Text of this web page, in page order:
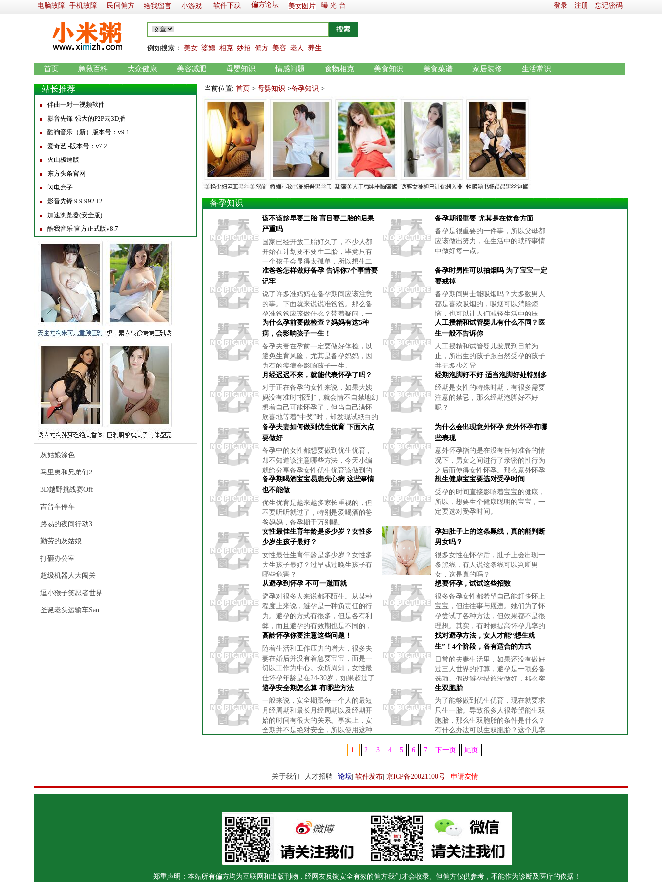
首页 急救百科 大众健康 美容减肥 母婴知识 情感问题 食物相克 美食知识 美食菜谱 家居装修 生活常识
登录 注册 忘记密码
软件下载
小游戏
手机故障 民间偏方 给我留言 偏方论坛 美女图片 曝 光 台
例如搜索： 美女 婆媳 相克 妙招 偏方 美容 老人 养生
电脑故障
站长推荐
伴曲一对一视频软件
影音先锋-强大的P2P云3D播
酷狗音乐（新）版本号：v9.1
爱奇艺 -版本号：v7.2
火山极速版
东方头条官网
闪电盒子
影音先锋 9.9.992 P2
加速浏览器(安全版)
酷我音乐 官方正式版v8.7
灰姑娘涂色
马里奥和兄弟们2
3D越野挑战赛Off
吉普车停车
路易的夜间行动3
勤劳的灰姑娘
打砸办公室
超级机器人大闯关
逗小猴子笑忍者世界
圣诞老头运输车San
当前位置: 首页 > 母婴知识 >备孕知识 >
备孕知识
该不该趁早要二胎 盲目要二胎的后果
严重吗
国家已经开放二胎好久了，不少人都
开始在计划要不要生二胎，毕竟只有
一个孩子会显得太孤单，所以想生二
胎陪伴。那么，盲目要二胎的后果严
重
备孕期很重要 尤其是在饮食方面
备孕是很重要的一件事，所以父母都
应该做出努力，在生活中的琐碎事情
中做好每一点。
准爸爸怎样做好备孕 告诉你7个事情要
记牢
说了许多准妈妈在备孕期间应该注意
的事。下面就来说说准爸爸。那么备
孕准爸爸应该做什么？带着疑问，一
起来看看吧。 大家都知道，宝宝与妈
妈脐血相连，为了宝宝的健康，无论
备孕或是孕期，做妈妈的总是面临诸
多禁忌
备孕时男性可以抽烟吗 为了宝宝一定
要戒掉
备孕期间男士能吸烟吗？大多数男人
都是喜欢吸烟的，吸烟可以消除烦
恼，也可以让人们减轻生活中的压
力，特别是在很多酒局上谈事情的时
候，但是处于备孕期的男性朋友来
说，抽烟肯定是不好的。
为什么孕前要做检查？妈妈有这5种
病，会影响孩子一生！
备孕夫妻在孕前一定要做好体检，以
避免生育风险，尤其是备孕妈妈，因
为有的疾病会影响孩子一生。
人工授精和试管婴儿有什么不同？医
生一般不告诉你
人工授精和试管婴儿发展到目前为
止，所出生的孩子跟自然受孕的孩子
并无多少差异
月经迟迟不来，就能代表怀孕了吗？
对于正在备孕的女性来说，如果大姨
妈没有准时“报到”，就会情不自禁地幻
想着自己可能怀孕了，但当自己满怀
欣喜地等着“中奖”时，却发现试纸白的
发亮，到医院查血HCG后，仍然没有
怀孕！
经期泡脚好不好 适当泡脚好处特别多
经期是女性的特殊时期，有很多需要
注意的禁忌，那么经期泡脚好不好
呢？
备孕夫妻如何做到优生优育 下面六点
要做好
备孕中的女性都想要做到优生优育，
却不知道该注意哪些方法，今天小编
就给分享备孕女性优生优育该做到的
六个点。
为什么会出现意外怀孕 意外怀孕有哪
些表现
意外怀孕指的是在没有任何准备的情
况下，男女之间进行了亲密的性行为
之后而使得女性怀孕。那么意外怀孕
了会有哪些表现呢？
备孕期喝酒宝宝易患先心病 这些事情
也不能做
优生优育是越来越多家长重视的，但
不要听听就过了，特别是爱喝酒的爸
爸妈妈，备孕期千万别喝。
想生健康宝宝要选对受孕时间
受孕的时间直接影响着宝宝的健康，
所以，想要生个健康聪明的宝宝，一
定要选对受孕时间。
女性最佳生育年龄是多少岁？女性多
少岁生孩子最好？
女性最佳生育年龄是多少岁？女性多
大生孩子最好？过早或过晚生孩子有
哪些危害？
孕妇肚子上的这条黑线，真的能判断
男女吗？
很多女性在怀孕后，肚子上会出现一
条黑线，有人说这条线可以判断男
女，这是真的吗？
从避孕到怀孕 不可一蹴而就
避孕对很多人来说都不陌生。从某种
程度上来说，避孕是一种负责任的行
为。避孕的方式有很多，但是各有利
弊，而且避孕的有效期也是不同的，
当夫妻两个人准备怀孕时，从避孕到
怀孕，需要了解哪些呢？
想要怀孕，试试这些招数
很多备孕女性都希望自己能赶快怀上
宝宝，但往往事与愿违。她们为了怀
孕尝试了各种方法，但效果都不是很
理想。其实，有时候提高怀孕几率的
方法也是非常简单的，我们一起看看
吧！
高龄怀孕你要注意这些问题！
随着生活和工作压力的增大，很多夫
妻在婚后并没有着急要宝宝，而是一
切以工作为中心。众所周知，女性最
佳怀孕年龄是在24-30岁，如果超过了
这个阶段，就属于高龄女性，不容易
怀孕。那么，高龄女性如何快速怀
孕？
找对避孕方法，女人才能“想生就
生”！4个阶段，各有适合的方式
日常的夫妻生活里，如果还没有做好
过三人世界的打算，避孕是一项必备
选项。假设避孕措施没做好，那么突
如其来的孩子会让两个人都措手不
及。意外怀孕又暂时不想要孩子的
话，只能去做人流，现在的医术先
进，虽有无痛法
避孕安全期怎么算 有哪些方法
一般来说，安全期跟每一个人的最短
月经周期和最长月经周期以及经期开
始的时间有很大的关系。事实上，安
全期并不是绝对安全，所以使用这种
生双胞胎
为了能够做到优生优育，现在就要求
只生一胎。导致很多人很希望能生双
胞胎，那么生双胞胎的条件是什么？
有什么办法可以生双胞胎？这个几率
想要的答案。
1 2 3 4 5 6 7 下一页 尾页
郑重声明：本站所有偏方均为互联网和出版刊物，经网友反馈安全有效的偏方我们才会收录。但偏方仅供参考，不能作为诊断及医疗的依据！
关于我们 人才招聘 论坛 软件发布 京ICP备20021100号 申请友情